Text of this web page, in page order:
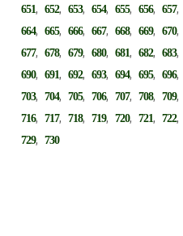
651,652,653,654,655,656,657
664,665,666,667,668,669,670
677,678,679,680,681,682,683
690,691,692,693,694,695,696
703,704,705,706,707,708,709
716,717,718,719,720,721,722
729,730